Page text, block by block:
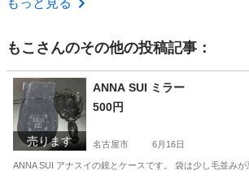
もこ さんのその他の投稿記事：
売ります
ANNA SUI ミラー
500円
名古屋市 6月16日
ANNA SUI アナスイの鏡とケースです。 袋は少し毛並み